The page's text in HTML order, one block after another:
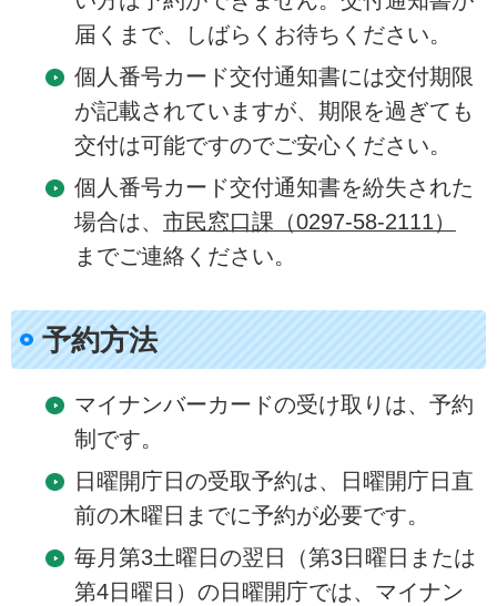
届くまで、しばらくお待ちください。
個人番号カード交付通知書には交付期限
が記載されていますが、期限を過ぎても
交付は可能ですのでご安心ください。
個人番号カード交付通知書を紛失された
場合は、 市民窓口課（0297-58-2111）
までご連絡ください。
予約方法
マイナンバーカードの受け取りは、予約
制です。
日曜開庁日の受取予約は、日曜開庁日直
前の木曜日までに予約が必要です。
毎月第3土曜日の翌日（第3日曜日または
第4日曜日）の日曜開庁では、マイナン